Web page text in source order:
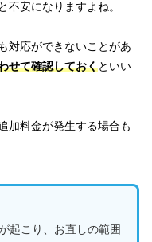
不安になりますよね。
対応ができないことがあ
せて確認しておくといい
加料金が発生する場合も
起こり、お直しの範囲